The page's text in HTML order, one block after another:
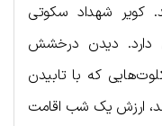
کویر شهداد سکوتی
دارد. دیدن درخشش
که با تابیدن
ارزش یک شب اقامت